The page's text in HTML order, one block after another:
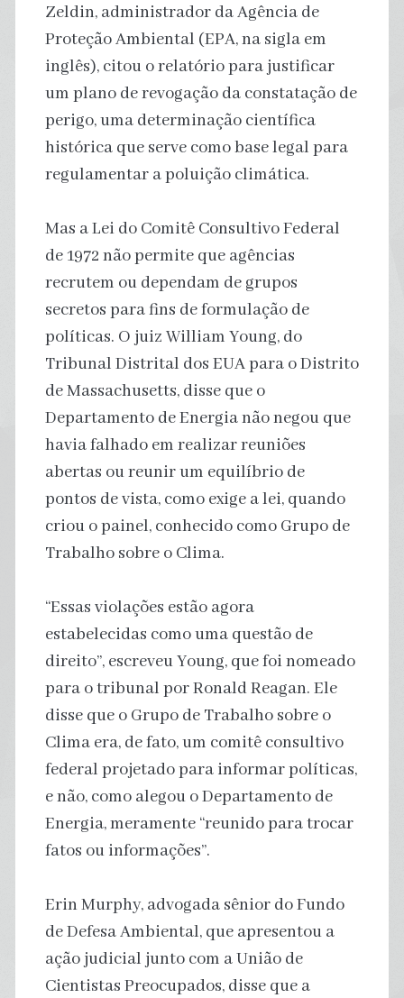
Zeldin, administrador da Agência de
Proteção Ambiental (EPA, na sigla em
inglês), citou o relatório para justificar
um plano de revogação da constatação de
perigo, uma determinação científica
histórica que serve como base legal para
regulamentar a poluição climática.
Mas a Lei do Comitê Consultivo Federal
de 1972 não permite que agências
recrutem ou dependam de grupos
secretos para fins de formulação de
políticas. O juiz William Young, do
Tribunal Distrital dos EUA para o Distrito
de Massachusetts, disse que o
Departamento de Energia não negou que
havia falhado em realizar reuniões
abertas ou reunir um equilíbrio de
pontos de vista, como exige a lei, quando
criou o painel, conhecido como Grupo de
Trabalho sobre o Clima.
“Essas violações estão agora
estabelecidas como uma questão de
direito”, escreveu Young, que foi nomeado
para o tribunal por Ronald Reagan. Ele
disse que o Grupo de Trabalho sobre o
Clima era, de fato, um comitê consultivo
federal projetado para informar políticas,
e não, como alegou o Departamento de
Energia, meramente “reunido para trocar
fatos ou informações”.
Erin Murphy, advogada sênior do Fundo
de Defesa Ambiental, que apresentou a
ação judicial junto com a União de
Cientistas Preocupados, disse que a